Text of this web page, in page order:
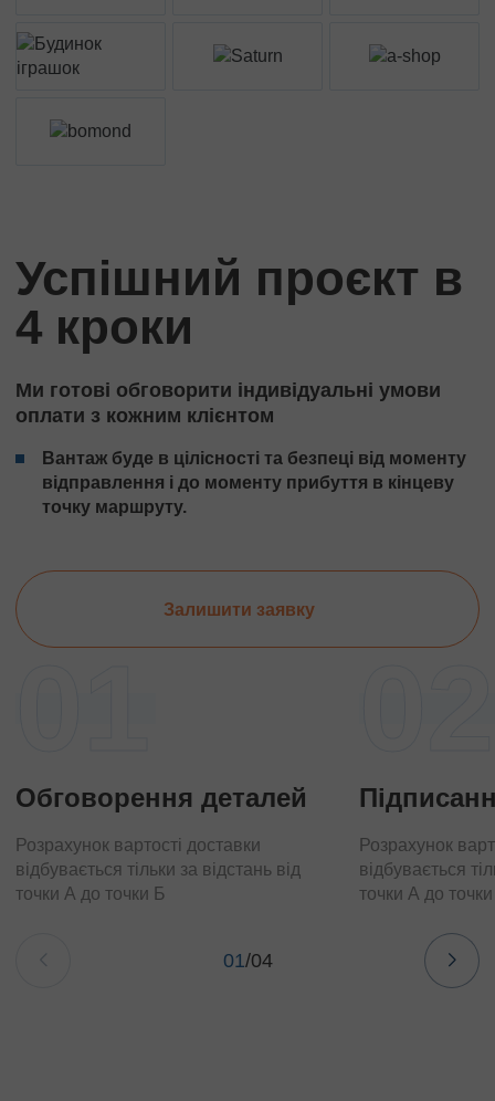
Успішний проєкт в
4 кроки
Ми готові обговорити індивідуальні умови
оплати з кожним клієнтом
Вантаж буде в цілісності та безпеці від моменту
відправлення і до моменту прибуття в кінцеву
точку маршруту.
Залишити заявку
Обговорення деталей
Розрахунок вартості доставки
відбувається тільки за відстань від
точки А до точки Б
Розрахунок
відбувається
точки А до
01/04